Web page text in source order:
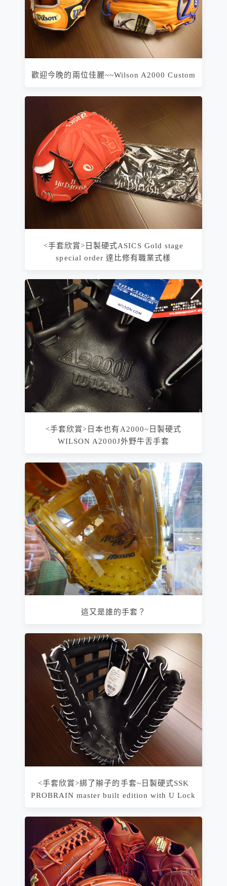
歡迎今晚的兩位佳麗~~Wilson A2000 Custom
<手套欣賞>日製硬式ASICS Gold stage
special order 達比修有職業式樣
<手套欣賞>日本也有A2000~日製硬式
WILSON A2000J外野牛舌手套
這又是誰的手套？
<手套欣賞>綁了辮子的手套~日製硬式SSK
PROBRAIN master built edition with U Lock